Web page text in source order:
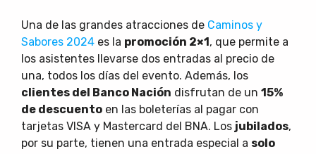
Una de las grandes atracciones de Caminos y
Sabores 2024 es la promoción 2×1, que permite a
los asistentes llevarse dos entradas al precio de
una, todos los días del evento. Además, los
clientes del Banco Nación disfrutan de un 15%
de descuento en las boleterías al pagar con
tarjetas VISA y Mastercard del BNA. Los jubilados,
por su parte, tienen una entrada especial a solo